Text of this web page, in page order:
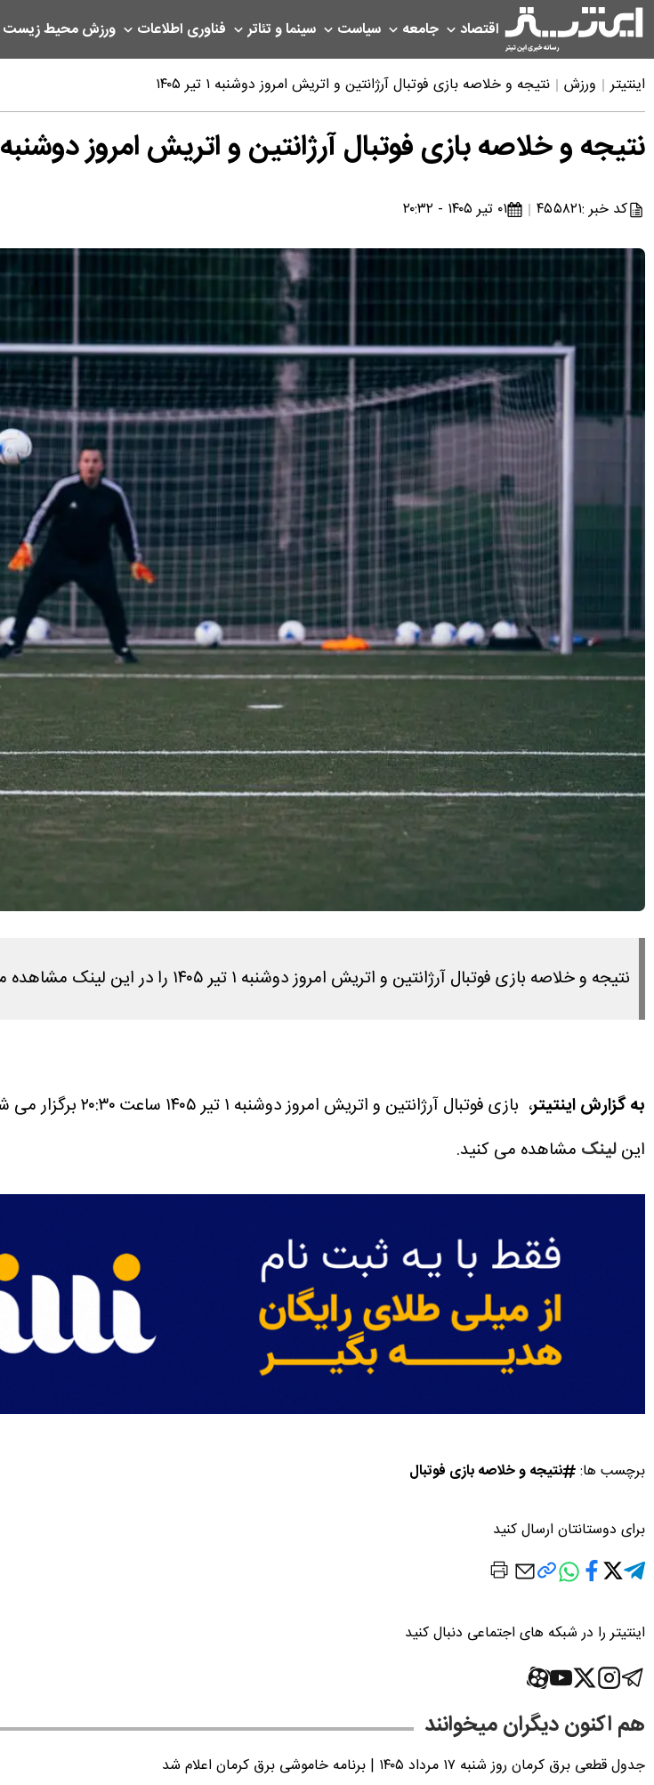
اقتصاد جامعه سیاست سینما و تئاتر فناوری اطلاعات ورزشمحیط زیست
اینتیتر ورزش نتیجه و خلاصه بازی فوتبال آرژانتین و اتریش امروز دوشنبه ۱ تیر ۱۴۰۵
نتیجه و خلاصه بازی فوتبال آرژانتین و اتریش امروز دوشنبه ۱ تیر ۱۴۰۵
کد خبر :۴۵۵۸۲۱ ۰۱ تیر ۱۴۰۵ - ۲۰:۳۲
نتیجه و خلاصه بازی فوتبال آرژانتین و اتریش امروز دوشنبه ۱ تیر ۱۴۰۵ را در این لینک مشاهده می کنید.
به گزارش اینتیتر، بازی فوتبال آرژانتین و اتریش امروز دوشنبه ۱ تیر ۱۴۰۵ ساعت ۲۰:۳۰ برگزار می شود.
اینلینک مشاهده می کنید.
برچسب ها: نتیجه و خلاصه بازی فوتبال
برای دوستانتان ارسال کنید
اینتیتر را در شبکه های اجتماعی دنبال کنید
هم اکنون دیگران میخوانند
جدول قطعی برق کرمان روز شنبه ۱۷ مرداد ۱۴۰۵ | برنامه خاموشی برق کرمان اعلام شد